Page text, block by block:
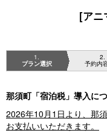
[アニ
1
プラン選択
2
予約内
那須町「宿泊税」導入に
2026年10月1日より、那
お支払いいただきます。